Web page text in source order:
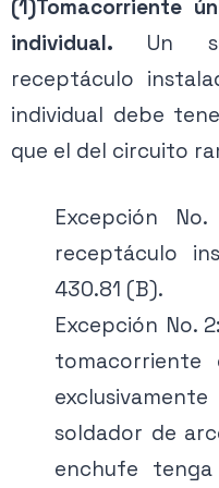
Ver planes
(1)Tomacorriente
individual. Un
receptáculo
individual debe
que el del circuito
Excepción
receptáculo
430.81 (B).
Excepción No.
tomacorriente
soldador de
enchufe